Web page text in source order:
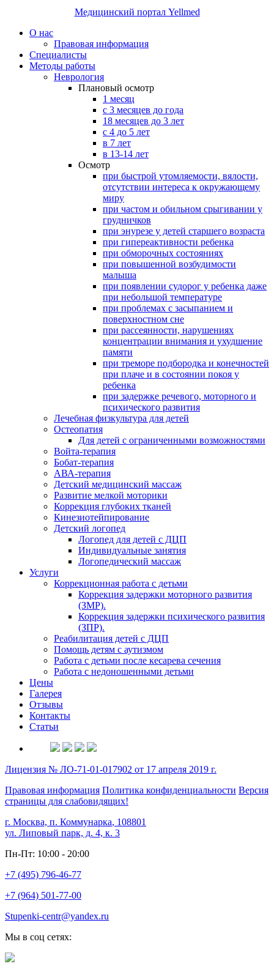
Медицинский портал Yellmed
О нас
Правовая информация
Специалисты
Методы работы
Неврология
Плановый осмотр
1 месяц
с 3 месяцев до года
18 месяцев до 3 лет
с 4 до 5 лет
в 7 лет
в 13-14 лет
Осмотр
при быстрой утомляемости, вялости,
отсутствии интереса к окружающему
миру
при частом и обильном срыгивании у
грудничков
при энурезе у детей старшего возраста
при гипереактивности ребенка
при обморочных состояниях
при повышенной возбудимости
малыша
при появлении судорог у ребенка даже
при небольшой температуре
при проблемах с засыпанием и
поверхностном сне
при рассеянности, нарушениях
концентрации внимания и ухудшение
памяти
при треморе подбородка и конечностей
при плаче и в состоянии покоя у
ребенка
при задержке речевого, моторного и
психического развития
Лечебная физкультура для детей
Остеопатия
Для детей с ограниченными возможностями
Войта-терапия
Бобат-терапия
АВА-терапия
Детский медицинский массаж
Развитие мелкой моторики
Коррекция глубоких тканей
Кинезиотейпирование
Детский логопед
Логопед для детей с ДЦП
Индивидуальные занятия
Логопедический массаж
Услуги
Коррекционная работа с детьми
Коррекция задержки моторного развития
(ЗМР).
Коррекция задержки психического развития
(ЗПР).
Реабилитация детей с ДЦП
Помощь детям с аутизмом
Работа с детьми после кесарева сечения
Работа с недоношенными детьми
Цены
Галерея
Отзывы
Контакты
Статьи
Лицензия № ЛО-71-01-017902 от 17 апреля 2019 г.
Правовая информация Политика конфиденциальности Версия
страницы для слабовидящих!
г. Москва, п. Коммунарка, 108801
ул. Липовый парк, д. 4, к. 3
Пн-Пт: 10:00 - 20:00
+7 (495) 796-46-77
+7 (964) 501-77-00
Stupenki-centr@yandex.ru
Мы в соц сетях: